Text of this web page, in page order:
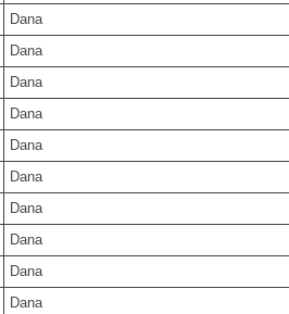
Dana
Dana
Dana
Dana
Dana
Dana
Dana
Dana
Dana
Dana